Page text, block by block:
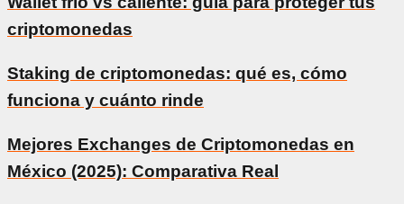
criptomonedas
Staking de criptomonedas: qué es, cómo
funciona y cuánto rinde
Mejores Exchanges de Criptomonedas en
México (2025): Comparativa Real